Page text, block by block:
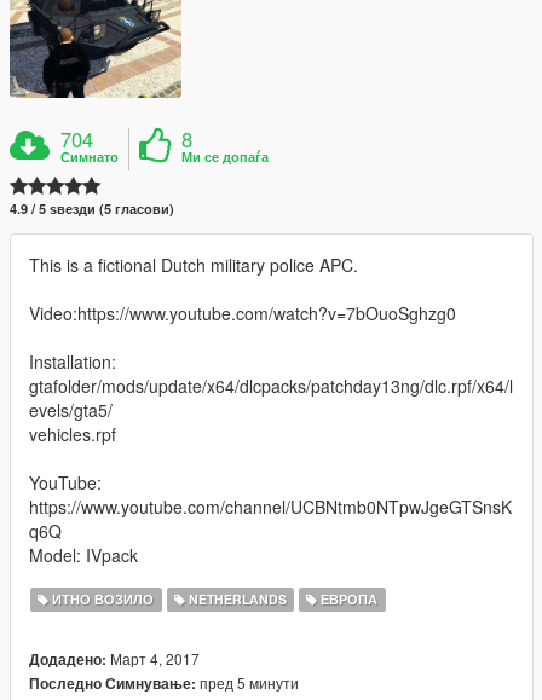
704
Симнато
8
Ми се допаѓа
4.9 / 5 ѕвезди (5 гласови)
This is a fictional Dutch military police APC.
Video:https://www.youtube.com/watch?v=7bOuoSghzg0
Installation:
gtafolder/mods/update/x64/dlcpacks/patchday13ng/dlc.rpf/x64/l
evels/gta5/
vehicles.rpf
YouTube:
https://www.youtube.com/channel/UCBNtmb0NTpwJgeGTSnsK
q6Q
Model: IVpack
ИТНО ВОЗИЛО NETHERLANDS ЕВРОПА
Додадено: Март 4, 2017
Последно Симнување: пред 5 минути